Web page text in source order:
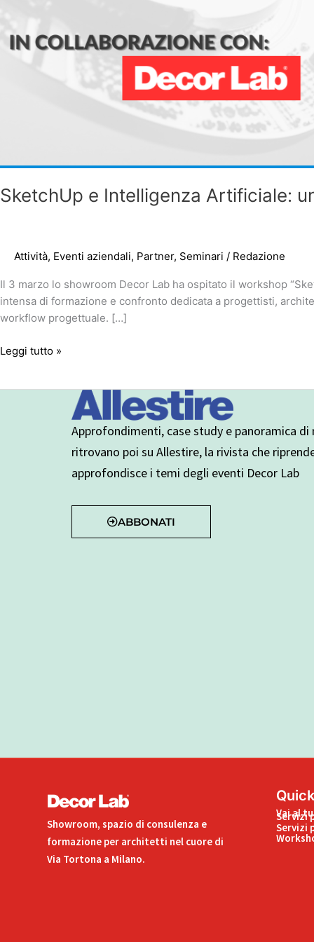
SketchUp e Intelligenza Artificiale:
Attività, Eventi aziendali, Partner, Seminari / Redazione
Il 3 marzo lo showroom Decor Lab ha ospitato il workshop
intensa di formazione e confronto dedicata a progettisti,
workflow progettuale. […]
Leggi tutto »
Approfondimenti, case study e panoramica
ritrovano poi su Allestire, la rivista che
approfondisce i temi degli eventi Decor Lab
ABBONATI
Showroom, spazio di consulenza e
formazione per architetti nel cuore di
Via Tortona a Milano.
Vai al
Servizi
Servizi